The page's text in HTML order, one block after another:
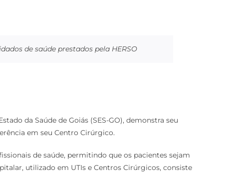
de saúde prestados pela HERSO
da Saúde de Goiás (SES-GO), demonstra seu
em seu Centro Cirúrgico.
de saúde, permitindo que os pacientes sejam
utilizado em UTIs e Centros Cirúrgicos, consiste